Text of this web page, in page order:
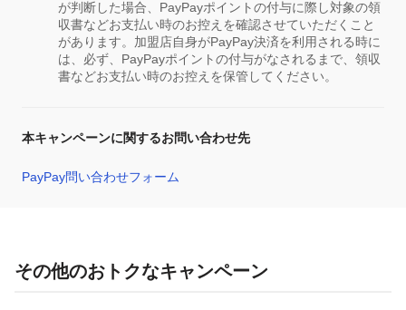
が判断した場合、PayPayポイントの付与に際し対象の領
収書などお支払い時のお控えを確認させていただくこと
があります。加盟店自身がPayPay決済を利用される時に
は、必ず、PayPayポイントの付与がなされるまで、領収
書などお支払い時のお控えを保管してください。
本キャンペーンに関するお問い合わせ先
PayPay問い合わせフォーム
その他のおトクなキャンペーン